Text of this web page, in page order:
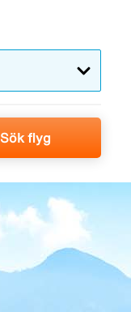
Sök flyg